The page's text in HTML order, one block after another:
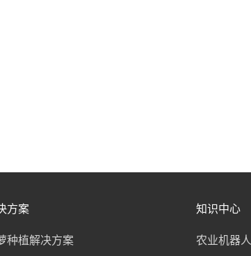
方案
种植解决方案
知识中心
农业机器人